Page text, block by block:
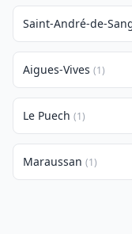
Aigues-Vives (1)
Le Puech (1)
Maraussan (1)